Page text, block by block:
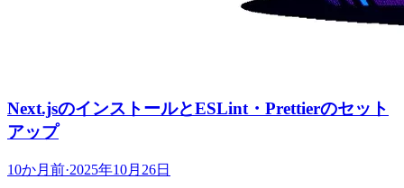
Next.jsのインストールとESLint・Prettierのセット
アップ
10か月前·2025年10月26日